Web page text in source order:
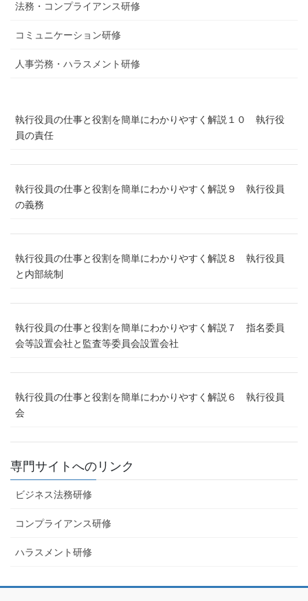
法務・コンプライアンス研修
コミュニケーション研修
人事労務・ハラスメント研修
執行役員の仕事と役割を簡単にわかりやすく解説１０ 執行役
員の責任
執行役員の仕事と役割を簡単にわかりやすく解説９ 執行役員
の義務
執行役員の仕事と役割を簡単にわかりやすく解説８ 執行役員
と内部統制
執行役員の仕事と役割を簡単にわかりやすく解説７ 指名委員
会等設置会社と監査等委員会設置会社
執行役員の仕事と役割を簡単にわかりやすく解説６ 執行役員
会
専門サイトへのリンク
ビジネス法務研修
コンプライアンス研修
ハラスメント研修